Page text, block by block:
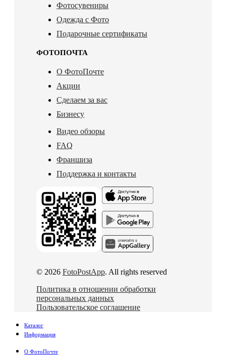
Фотосувениры
Одежда с Фото
Подарочные сертификаты
ФОТОПОЧТА
О ФотоПочте
Акции
Сделаем за вас
Бизнесу
Видео обзоры
FAQ
Франшиза
Поддержка и контакты
© 2026 FotoPostApp. All rights reserved
Политика в отношении обработки
персональных данных
Пользовательское соглашение
Каталог
Информация
О ФотоПочте